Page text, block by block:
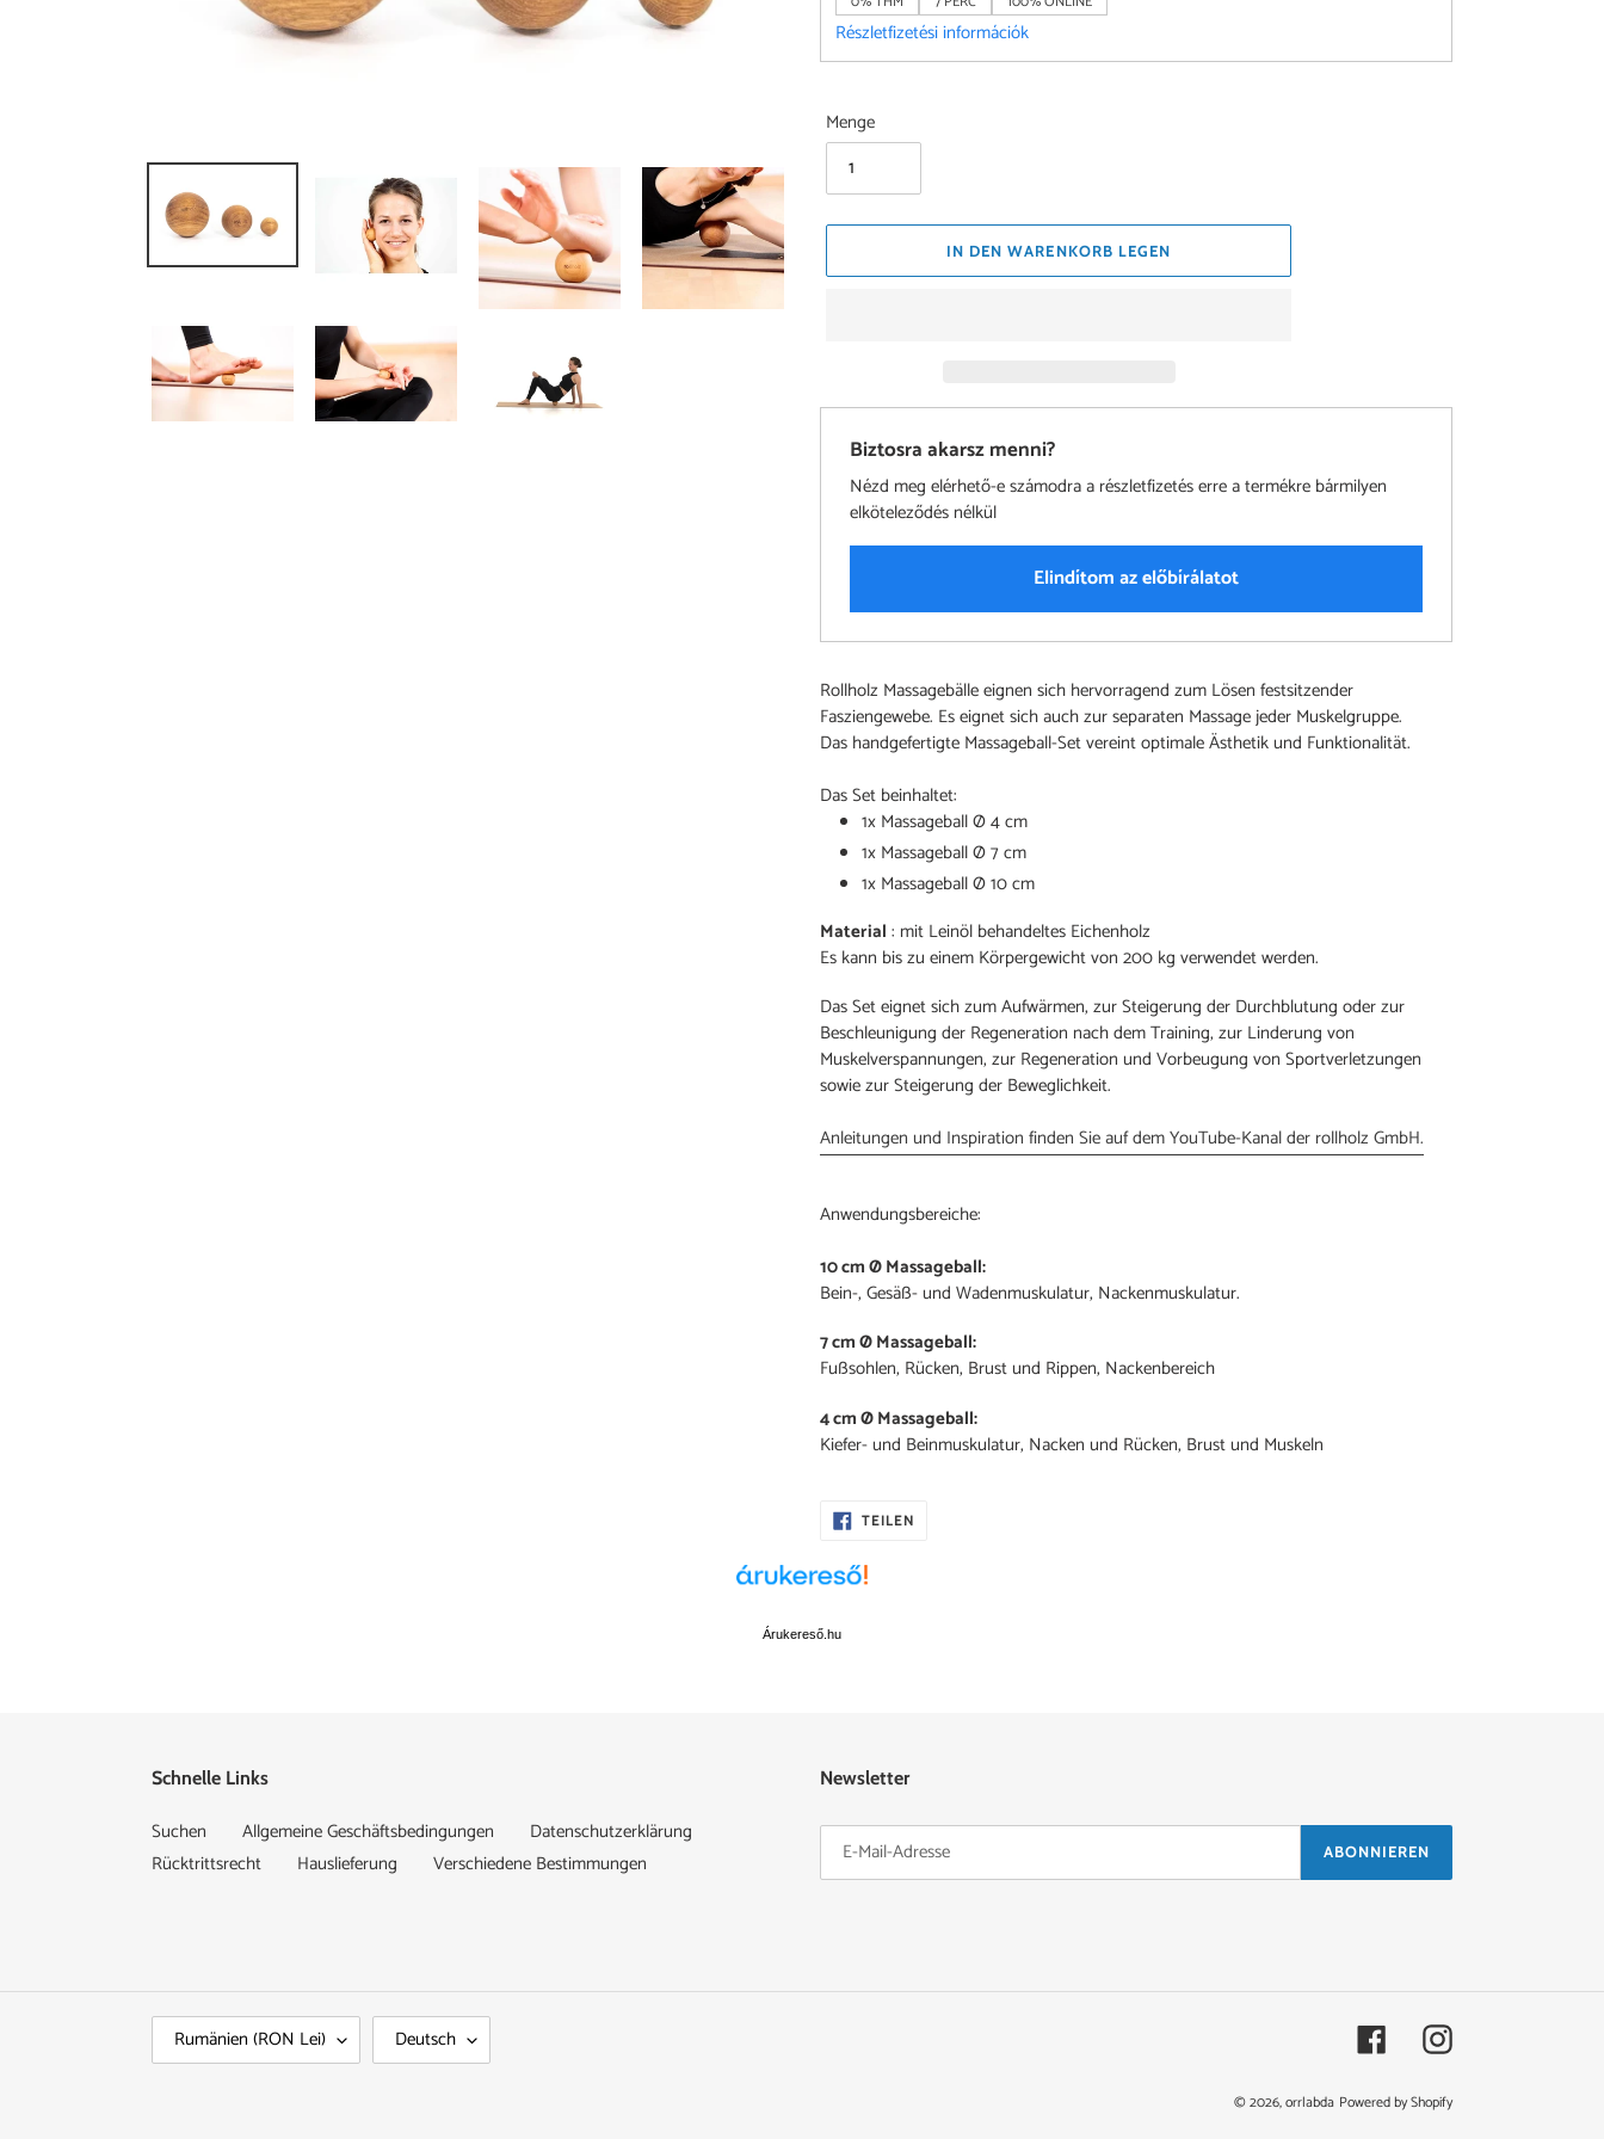
Részletfizetési információk
Menge
IN DEN WARENKORB LEGEN
Biztosra akarsz menni?
Nézd meg elérhető-e számodra a részletfizetés erre a termékre bármilyen
elköteleződés nélkül
Elindítom az előbírálatot
wird
zum
Warenkorb
Rollholz Massagebälle eignen sich hervorragend zum Lösen festsitzender
Fasziengewebe. Es eignet sich auch zur separaten Massage jeder Muskelgruppe.
Das handgefertigte Massageball-Set vereint optimale Ästhetik und Funktionalität.
Das Set beinhaltet:
1x Massageball Ø 4 cm
1x Massageball Ø 7 cm
1x Massageball Ø 10 cm
Material : mit Leinöl behandeltes Eichenholz
Es kann bis zu einem Körpergewicht von 200 kg verwendet werden.
Das Set eignet sich zum Aufwärmen, zur Steigerung der Durchblutung oder zur
Beschleunigung der Regeneration nach dem Training, zur Linderung von
Muskelverspannungen, zur Regeneration und Vorbeugung von Sportverletzungen
sowie zur Steigerung der Beweglichkeit.
Anleitungen und Inspiration finden Sie auf dem YouTube-Kanal der rollholz GmbH.
Anwendungsbereiche:
10 cm Ø Massageball:
Bein-, Gesäß- und Wadenmuskulatur, Nackenmuskulatur.
7 cm Ø Massageball:
Fußsohlen, Rücken, Brust und Rippen, Nackenbereich
4 cm Ø Massageball:
Kiefer- und Beinmuskulatur, Nacken und Rücken, Brust und Muskeln
TEILENAUF
FACEBOOK
Árukereső.hu
Schnelle Links
Suchen Allgemeine Geschäftsbedingungen
Datenschutzerklärung
Rücktrittsrecht
Hauslieferung Verschiedene Bestimmungen
Newsletter
ABONNIEREN
Rumänien (RON Lei) Deutsch FacebookInstagram
© 2026,orrlabda Powered by Shopify